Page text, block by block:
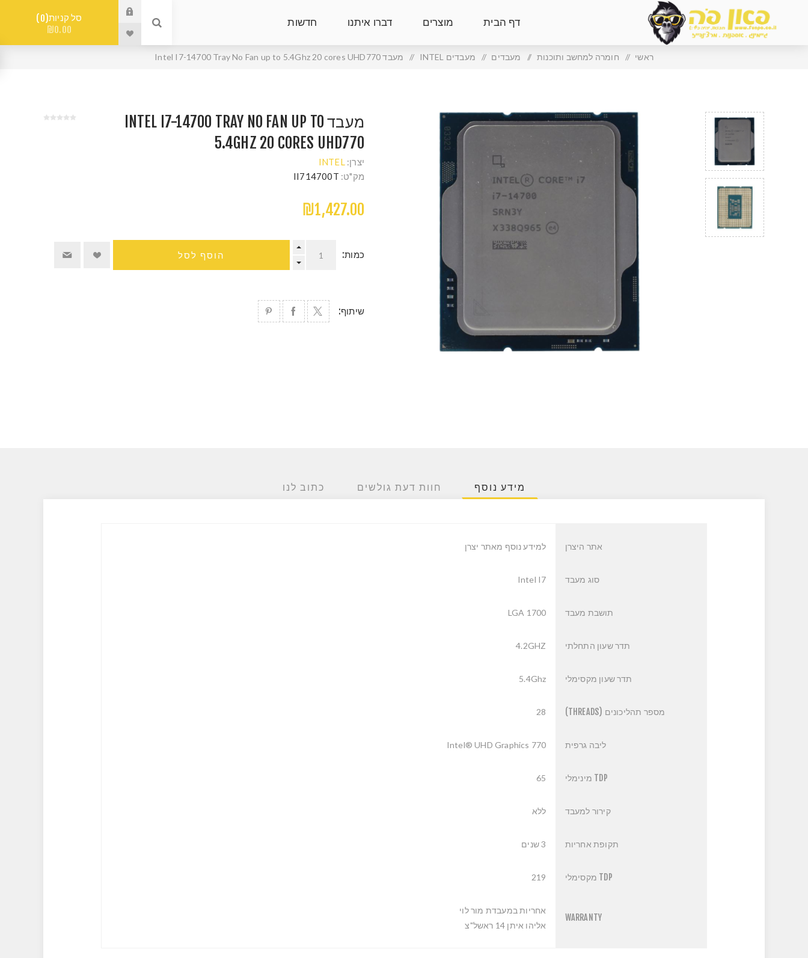
דף הבית מוצרים דברו איתנו חדשות סל קניות 0
₪0.00
ראשי / חומרה למחשב ותוכנות / מעבדים / מעבדים INTEL / מעבד Intel I7-14700 Tray No Fan up to 5.4Ghz 20 cores UHD770
מעבד INTEL I7-14700 TRAY NO FAN UP TO
5.4GHZ 20 CORES UHD770
יצרן: INTEL
מק"ט: II714700T
₪1,427.00
כמות: הוסף לסל
שיתוף:
מידע נוסף חוות דעת גולשים כתוב לנו
אתר היצרן למידע נוסף מאתר יצרן
סוג מעבד Intel I7
תושבת מעבד LGA 1700
תדר שעון התחלתי 4.2GHZ
תדר שעון מקסימלי 5.4Ghz
מספר תהליכונים (THREADS) 28
ליבה גרפית Intel® UHD Graphics 770
TDP מינימלי 65
קירור למעבד ללא
תקופת אחריות 3 שנים
TDP מקסימלי 219
WARRANTY
אחריות במעבדת מור לוי
אליהו איתן 14 ראשל"צ